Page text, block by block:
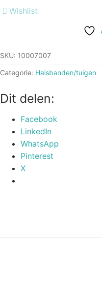
aantal
Wishlist
SKU: 10007007
Categorie: Halsbanden/tuigen
Dit delen:
Facebook
LinkedIn
WhatsApp
Pinterest
X